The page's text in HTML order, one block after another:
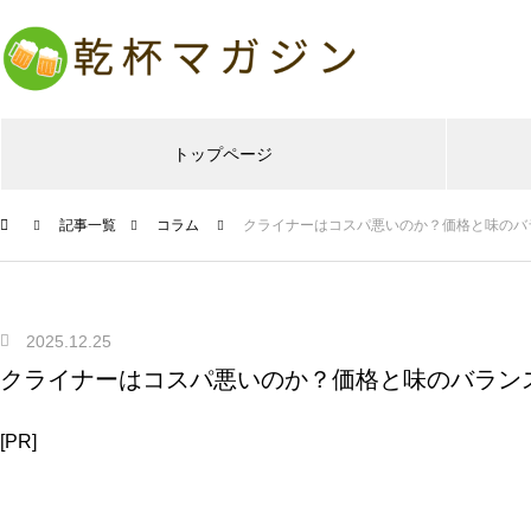
トップページ
記事一覧 コラム クライナーはコスパ悪いのか？価格と味の
2025.12.25
クライナーはコスパ悪いのか？価格と味のバラン
[PR]